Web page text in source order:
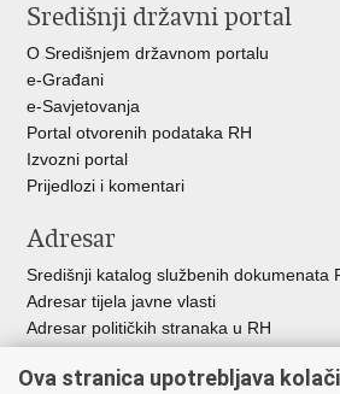
FacebookuTwitteru
Središnji državni portal
O Središnjem državnom portalu
e-Građani
e-Savjetovanja
Portal otvorenih podataka RH
Izvozni portal
Prijedlozi i komentari
Adresar
Središnji katalog službenih dokumenata
Adresar tijela javne vlasti
Adresar političkih stranaka u RH
Besplatni telefoni javne uprave
Ova stranica upotrebljava